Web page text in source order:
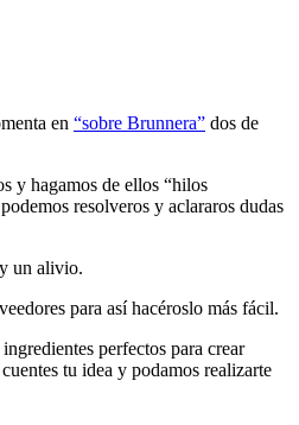
en “sobre Brunnera” dos de
y hagamos de ellos “hilos
resolveros y aclararos dudas
un alivio.
para así hacéroslo más fácil.
perfectos para crear
tu idea y podamos realizarte